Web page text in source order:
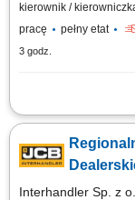
kierownik /
pracę
pełny etat
3 godz.
Twoje zadania:
rozwijanie
realizacja założonych
Interhandler Sp. z